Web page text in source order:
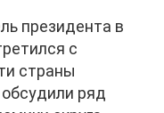
президента в
с
страны
ряд